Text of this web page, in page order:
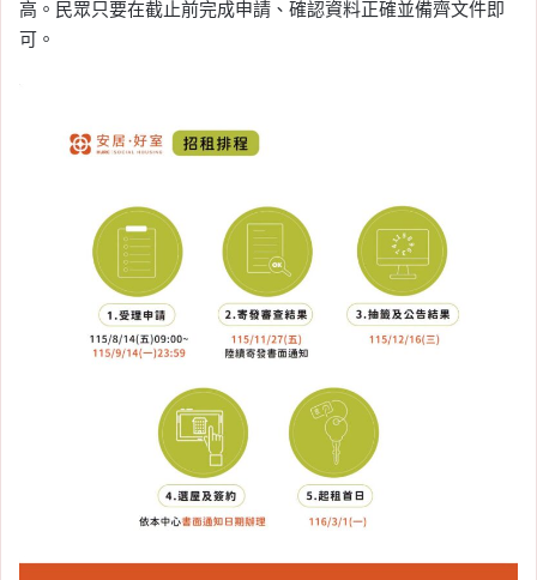
高。民眾只要在截止前完成申請、確認資料正確並備齊文件即
可。